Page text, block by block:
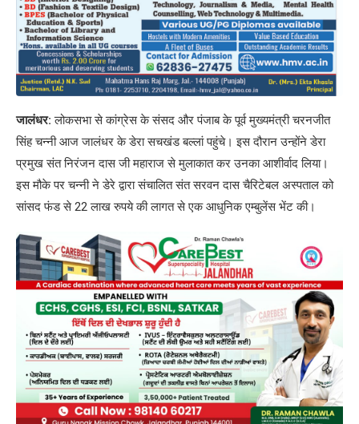
जालंधर: लोकसभा से कांग्रेस के संसद और पंजाब के पूर्व मुख्यमंत्री चरनजीत
सिंह चन्नी आज जालंधर के डेरा सचखंड बल्लां पहुंचे। इस दौरान उन्होंने डेरा
प्रमुख संत निरंजन दास जी महाराज से मुलाकात कर उनका आशीर्वाद लिया।
इस मौके पर चन्नी ने डेरे द्वारा संचालित संत सरवन दास चैरिटेबल अस्पताल को
सांसद फंड से 22 लाख रुपये की लागत से एक आधुनिक एम्बुलेंस भेंट की।